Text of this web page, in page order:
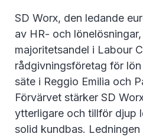
SD Worx, den ledande
av HR- och
majoritetsandel i Labour
rådgivningsföretag för
säte i Reggio Emilia och
Förvärvet stärker SD
ytterligare och tillför djup
solid kundbas.